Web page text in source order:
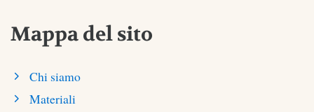
Mappa del sito
Chi siamo
Materiali